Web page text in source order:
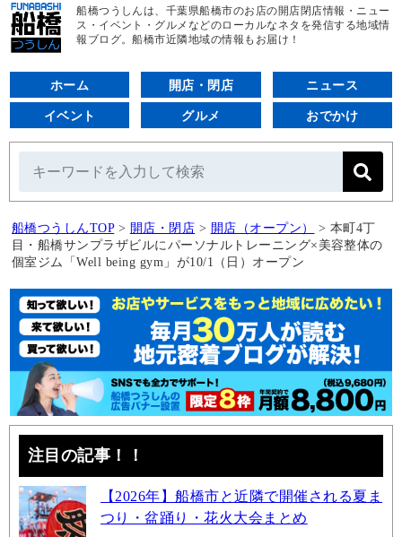
船橋つうしんは、千葉県船橋市のお店の開店閉店情報・ニュー
ス・イベント・グルメなどのローカルなネタを発信する地域情
報ブログ。船橋市近隣地域の情報もお届け！
ホーム 開店・閉店 ニュース
イベント グルメ おでかけ
船橋つうしんTOP > 開店・閉店 > 開店（オープン） > 本町4丁
目・船橋サンプラザビルにパーソナルトレーニング×美容整体の
個室ジム「Well being gym」が10/1（日）オープン
注目の記事！！
【2026年】船橋市と近隣で開催される夏ま
つり・盆踊り・花火大会まとめ